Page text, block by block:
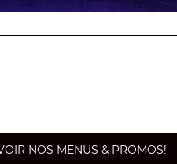
NOS MENUS & PROMOS!